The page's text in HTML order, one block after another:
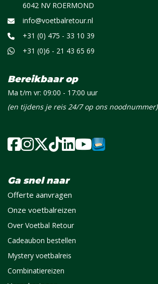
6042 NV ROERMOND
info@voetbalretour.nl
+31 (0) 475 - 33 10 39
+31 (0)6 - 21 43 65 69
Bereikbaar op
Ma t/m vr: 09:00 - 17:00 uur
(en tijdens je reis 24/7 op ons noodnummer)
Ga snel naar
Offerte aanvragen
Onze voetbalreizen
Over Voetbal Retour
Cadeaubon bestellen
Mystery voetbalreis
Combinatiereizen